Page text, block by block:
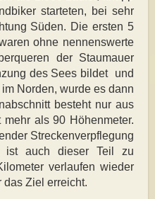
starteten, bei sehr
Süden. Die ersten 5
ohne nennenswerte
der Staumauer
des Sees bildet und
Norden, wurde es dann
besteht nur aus
als 90 Höhenmeter.
Streckenverpflegung
ist auch dieser Teil zu
verlaufen wieder
Ziel erreicht.